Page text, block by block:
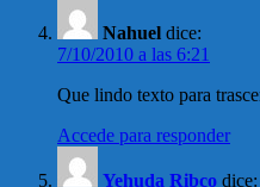
Nahuel dice:
7/10/2010 a las 6:21
Que lindo texto para
Accede para responder
Yehuda Ribco dice: